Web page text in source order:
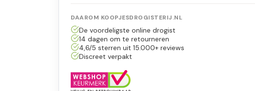
DAAROM KOOPJESDROGISTERIJ.NL
De voordeligste online drogist
14 dagen om te retourneren
4,6/5 sterren uit 15.000+ reviews
Discreet verpakt